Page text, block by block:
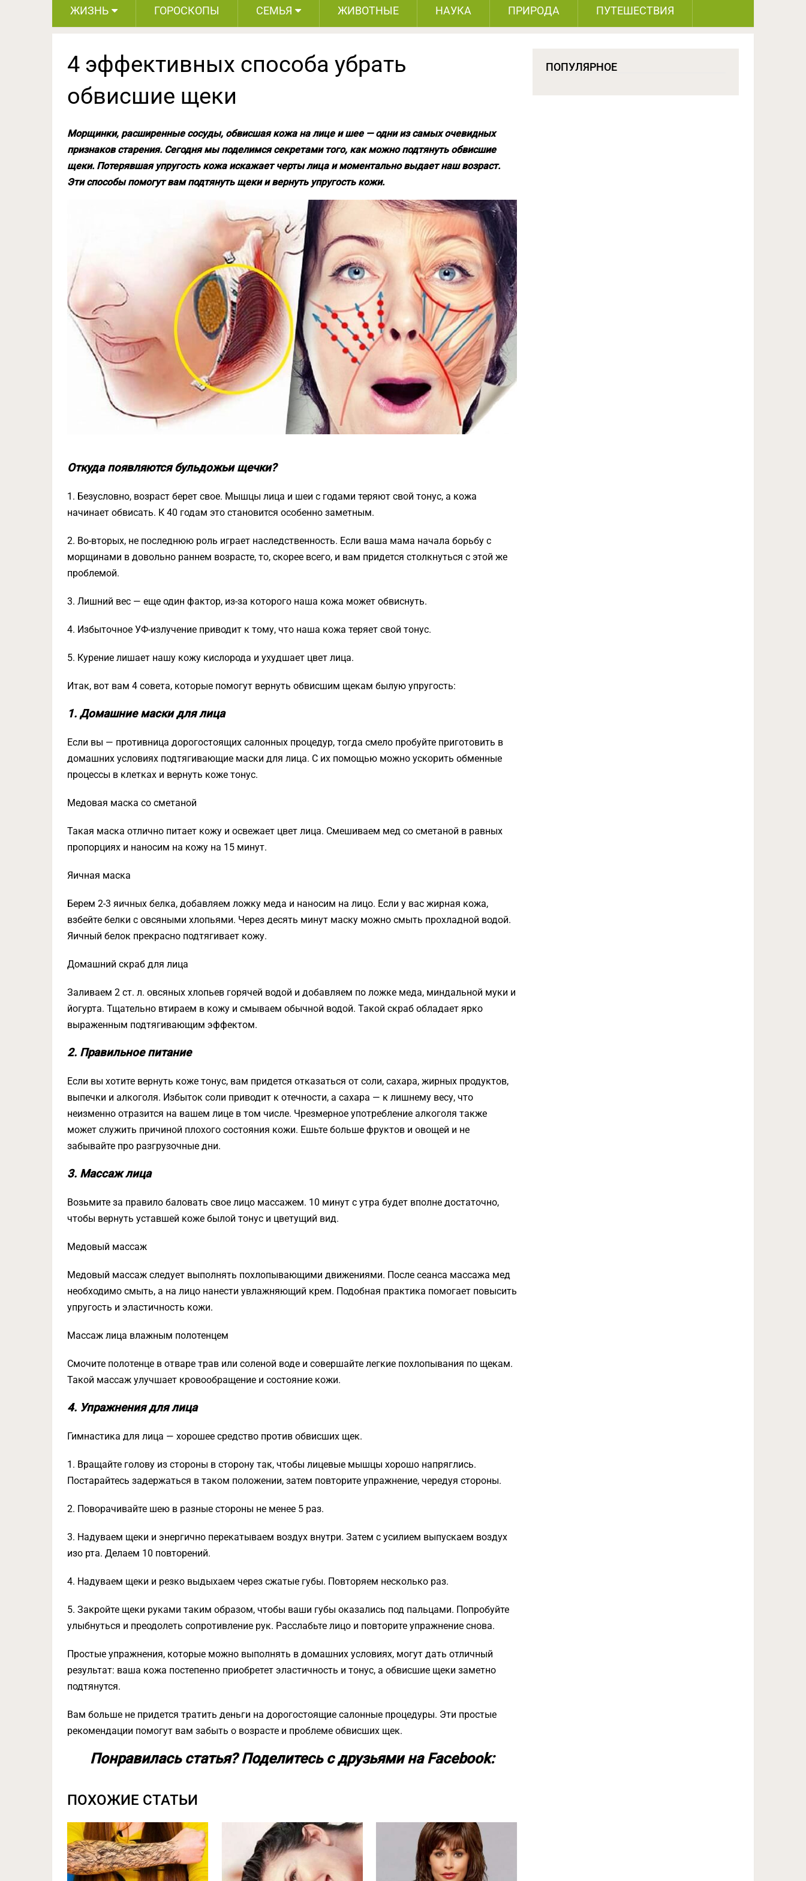
ЖИЗНЬ ГОРОСКОПЫ СЕМЬЯ ЖИВОТНЫЕ НАУКА ПРИРОДА ПУТЕШЕСТВИЯ
4 эффективных способа убрать
обвисшие щеки
Морщинки, расширенные сосуды, обвисшая кожа на лице и шее — одни из самых очевидных
признаков старения. Сегодня мы поделимся секретами того, как можно подтянуть обвисшие
щеки. Потерявшая упругость кожа искажает черты лица и моментально выдает наш возраст.
Эти способы помогут вам подтянуть щеки и вернуть упругость кожи.
Откуда появляются бульдожьи щечки?
1. Безусловно, возраст берет свое. Мышцы лица и шеи с годами теряют свой тонус, а кожа
начинает обвисать. К 40 годам это становится особенно заметным.
2. Во-вторых, не последнюю роль играет наследственность. Если ваша мама начала борьбу с
морщинами в довольно раннем возрасте, то, скорее всего, и вам придется столкнуться с этой же
проблемой.
3. Лишний вес — еще один фактор, из-за которого наша кожа может обвиснуть.
4. Избыточное УФ-излучение приводит к тому, что наша кожа теряет свой тонус.
5. Курение лишает нашу кожу кислорода и ухудшает цвет лица.
Итак, вот вам 4 совета, которые помогут вернуть обвисшим щекам былую упругость:
1. Домашние маски для лица
Если вы — противница дорогостоящих салонных процедур, тогда смело пробуйте приготовить в
домашних условиях подтягивающие маски для лица. С их помощью можно ускорить обменные
процессы в клетках и вернуть коже тонус.
Медовая маска со сметаной
Такая маска отлично питает кожу и освежает цвет лица. Смешиваем мед со сметаной в равных
пропорциях и наносим на кожу на 15 минут.
Яичная маска
Берем 2-3 яичных белка, добавляем ложку меда и наносим на лицо. Если у вас жирная кожа,
взбейте белки с овсяными хлопьями. Через десять минут маску можно смыть прохладной водой.
Яичный белок прекрасно подтягивает кожу.
Домашний скраб для лица
Заливаем 2 ст. л. овсяных хлопьев горячей водой и добавляем по ложке меда, миндальной муки и
йогурта. Тщательно втираем в кожу и смываем обычной водой. Такой скраб обладает ярко
выраженным подтягивающим эффектом.
2. Правильное питание
Если вы хотите вернуть коже тонус, вам придется отказаться от соли, сахара, жирных продуктов,
выпечки и алкоголя. Избыток соли приводит к отечности, а сахара — к лишнему весу, что
неизменно отразится на вашем лице в том числе. Чрезмерное употребление алкоголя также
может служить причиной плохого состояния кожи. Ешьте больше фруктов и овощей и не
забывайте про разгрузочные дни.
3. Массаж лица
Возьмите за правило баловать свое лицо массажем. 10 минут с утра будет вполне достаточно,
чтобы вернуть уставшей коже былой тонус и цветущий вид.
Медовый массаж
Медовый массаж следует выполнять похлопывающими движениями. После сеанса массажа мед
необходимо смыть, а на лицо нанести увлажняющий крем. Подобная практика помогает повысить
упругость и эластичность кожи.
Массаж лица влажным полотенцем
Смочите полотенце в отваре трав или соленой воде и совершайте легкие похлопывания по щекам.
Такой массаж улучшает кровообращение и состояние кожи.
4. Упражнения для лица
Гимнастика для лица — хорошее средство против обвисших щек.
1. Вращайте голову из стороны в сторону так, чтобы лицевые мышцы хорошо напряглись.
Постарайтесь задержаться в таком положении, затем повторите упражнение, чередуя стороны.
2. Поворачивайте шею в разные стороны не менее 5 раз.
3. Надуваем щеки и энергично перекатываем воздух внутри. Затем с усилием выпускаем воздух
изо рта. Делаем 10 повторений.
4. Надуваем щеки и резко выдыхаем через сжатые губы. Повторяем несколько раз.
5. Закройте щеки руками таким образом, чтобы ваши губы оказались под пальцами. Попробуйте
улыбнуться и преодолеть сопротивление рук. Расслабьте лицо и повторите упражнение снова.
Простые упражнения, которые можно выполнять в домашних условиях, могут дать отличный
результат: ваша кожа постепенно приобретет эластичность и тонус, а обвисшие щеки заметно
подтянутся.
Вам больше не придется тратить деньги на дорогостоящие салонные процедуры. Эти простые
рекомендации помогут вам забыть о возрасте и проблеме обвисших щек.
Понравилась статья? Поделитесь с друзьями на Facebook:
ПОХОЖИЕ СТАТЬИ
ПОПУЛЯРНОЕ